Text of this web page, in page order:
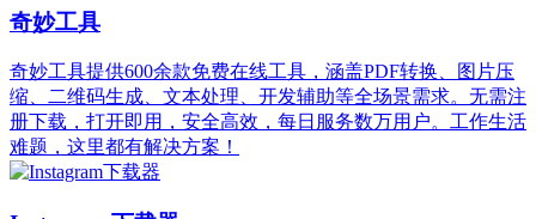
奇妙工具
奇妙工具提供600余款免费在线工具，涵盖PDF转换、图片压
缩、二维码生成、文本处理、开发辅助等全场景需求。无需注
册下载，打开即用，安全高效，每日服务数万用户。工作生活
难题，这里都有解决方案！